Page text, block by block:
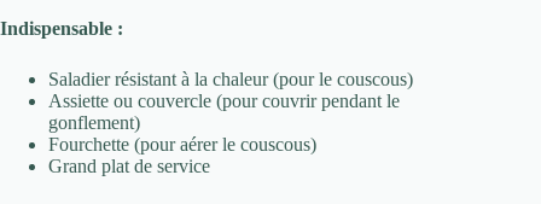
Indispensable :
Saladier résistant à la chaleur (pour le couscous)
Assiette ou couvercle (pour couvrir pendant le
gonflement)
Fourchette (pour aérer le couscous)
Grand plat de service